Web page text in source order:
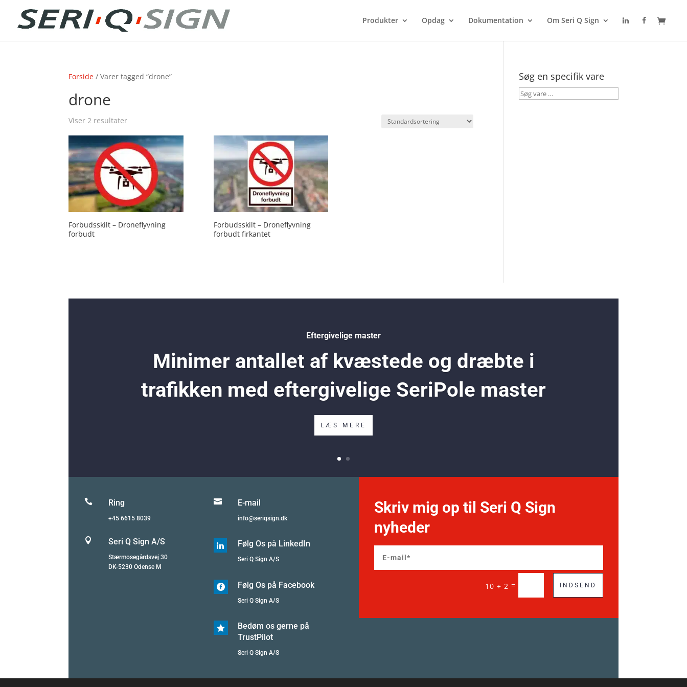
Produkter Opdag Dokumentation Om Seri Q Sign
Forside / Varer tagged “drone”
drone
Viser 2 resultater
Forbudsskilt – Droneflyvning
forbudt
Forbudsskilt – Droneflyvning
forbudt firkantet
Søg en specifik vare
Søg
Eftergivelige master
Minimer antallet af kvæstede og dræbte i
trafikken med eftergivelige SeriPole master
LÆS MERE
 Ring
+45 6615 8039
 Seri Q Sign A/S
Stærmosegårdsvej 30
DK-5230 Odense M
 E-mail
info@seriqsign.dk
 Følg Os på LinkedIn
Seri Q Sign A/S
 Følg Os på Facebook
Seri Q Sign A/S

Bedøm os gerne på
TrustPilot
Seri Q Sign A/S
Skriv mig op til Seri Q Sign
nyheder
10 + 2 = INDSEND